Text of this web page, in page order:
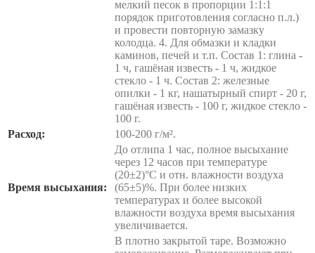
мелкий песок в пропорции 1:1:1
порядок приготовления согласно п.л.)
и провести повторную замазку
колодца. 4. Для обмазки и кладки
каминов, печей и т.п. Состав 1: глина -
1 ч, гашёная известь - 1 ч, жидкое
стекло - 1 ч. Состав 2: железные
опилки - 1 кг, нашатырный спирт - 20 г,
гашёная известь - 100 г, жидкое стекло -
100 г.
Расход:
100-200 г/м².
Время высыхания:
До отлипа 1 час, полное высыхание
через 12 часов при температуре
(20±2)°С и отн. влажности воздуха
(65±5)%. При более низких
температурах и более высокой
влажности воздуха время высыхания
увеличивается.
В плотно закрытой таре. Возможно